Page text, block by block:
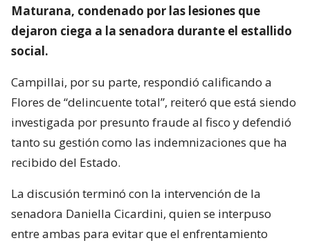
Maturana, condenado por las lesiones que
dejaron ciega a la senadora durante el estallido
social.
Campillai, por su parte, respondió calificando a
Flores de “delincuente total”, reiteró que está siendo
investigada por presunto fraude al fisco y defendió
tanto su gestión como las indemnizaciones que ha
recibido del Estado.
La discusión terminó con la intervención de la
senadora Daniella Cicardini, quien se interpuso
entre ambas para evitar que el enfrentamiento